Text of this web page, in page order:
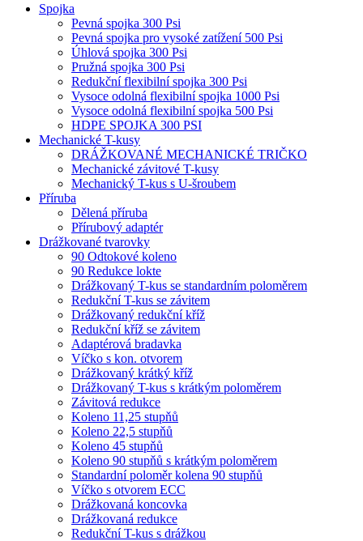
Spojka
Pevná spojka 300 Psi
Pevná spojka pro vysoké zatížení 500 Psi
Úhlová spojka 300 Psi
Pružná spojka 300 Psi
Redukční flexibilní spojka 300 Psi
Vysoce odolná flexibilní spojka 1000 Psi
Vysoce odolná flexibilní spojka 500 Psi
HDPE SPOJKA 300 PSI
Mechanické T-kusy
DRÁŽKOVANÉ MECHANICKÉ TRIČKO
Mechanické závitové T-kusy
Mechanický T-kus s U-šroubem
Příruba
Dělená příruba
Přírubový adaptér
Drážkované tvarovky
90 Odtokové koleno
90 Redukce lokte
Drážkovaný T-kus se standardním poloměrem
Redukční T-kus se závitem
Drážkovaný redukční kříž
Redukční kříž se závitem
Adaptérová bradavka
Víčko s kon. otvorem
Drážkovaný krátký kříž
Drážkovaný T-kus s krátkým poloměrem
Závitová redukce
Koleno 11,25 stupňů
Koleno 22,5 stupňů
Koleno 45 stupňů
Koleno 90 stupňů s krátkým poloměrem
Standardní poloměr kolena 90 stupňů
Víčko s otvorem ECC
Drážkovaná koncovka
Drážkovaná redukce
Redukční T-kus s drážkou